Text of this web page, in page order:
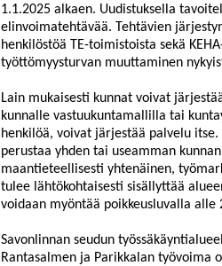
1.1.2025 alkaen. Uudistuksella
elinvoimatehtävää. Tehtävien
henkilöstöä TE-toimistoista sekä
työttömyysturvan muuttaminen
Lain mukaisesti kunnat voivat
kunnallevastuukuntamallilla tai
henkilöä, voivat järjestää palvelu itse.
perustaa yhden tai useamman
maantieteellisesti yhtenäinen,
tulee lähtökohtaisesti sisällyttää
voidaan myöntää poikkeusluvalla
Savonlinnan seudun
Rantasalmen ja Parikkalan työvoima